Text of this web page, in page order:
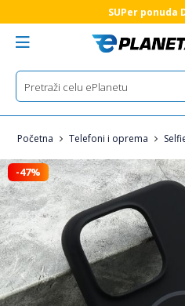
SUPer ponuda
Početna Telefoni i oprema
-47%